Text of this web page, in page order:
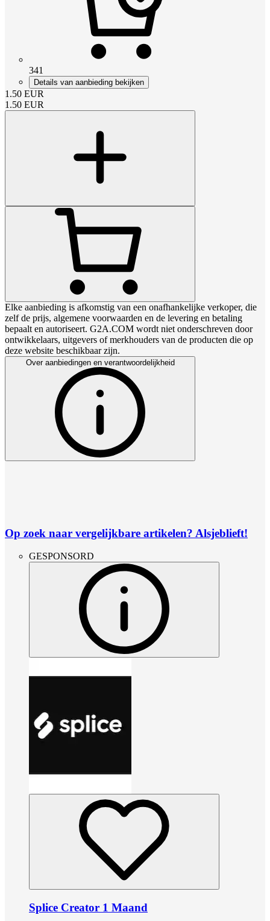
341
Details van aanbieding bekijken
1.50 EUR
1.50 EUR
Elke aanbieding is afkomstig van een onafhankelijke verkoper, die
zelf de prijs, algemene voorwaarden en de levering en betaling
bepaalt en autoriseert. G2A.COM wordt niet onderschreven door
ontwikkelaars, uitgevers of merkhouders van de producten die op
deze website beschikbaar zijn.
Over aanbiedingen en verantwoordelijkheid
Op zoek naar vergelijkbare artikelen? Alsjeblieft!
GESPONSORD
Splice Creator 1 Maand